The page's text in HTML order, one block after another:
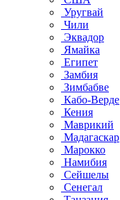
Уругвай
Чили
Эквадор
Ямайка
Египет
Замбия
Зимбабве
Кабо-Верде
Кения
Маврикий
Мадагаскар
Марокко
Намибия
Сейшелы
Сенегал